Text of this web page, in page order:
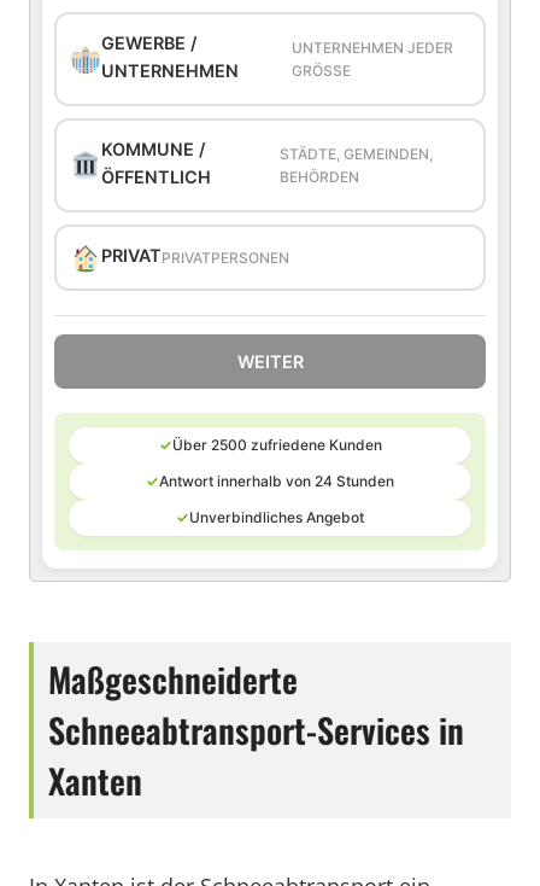
GEWERBE /
UNTERNEHMEN
UNTERNEHMEN JEDER
GRÖSSE
KOMMUNE /
ÖFFENTLICH
STÄDTE, GEMEINDEN,
BEHÖRDEN
PRIVATPRIVATPERSONEN
WEITER
✓Über 2500 zufriedene Kunden
✓Antwort innerhalb von 24 Stunden
✓Unverbindliches Angebot
Maßgeschneiderte
Schneeabtransport-Services in
Xanten